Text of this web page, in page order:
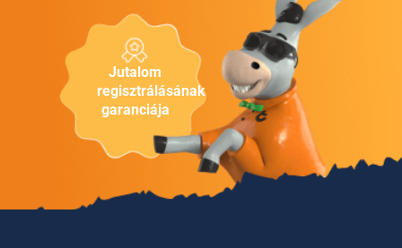
Jutalom
regisztrálásának
garanciája